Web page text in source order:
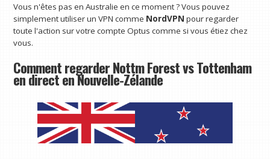
Vous n'êtes pas en Australie en ce moment ? Vous pouvez
simplement utiliser un VPN comme NordVPN pour regarder
toute l'action sur votre compte Optus comme si vous étiez chez
vous.
Comment regarder Nottm Forest vs Tottenham
en direct en Nouvelle-Zélande